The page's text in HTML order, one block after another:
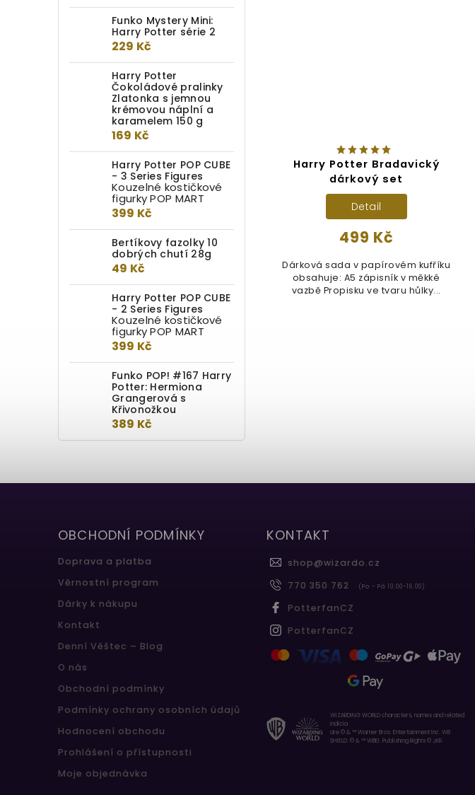
Funko Mystery Mini:
Harry Potter série 2
229 Kč
Harry Potter
Čokoládové pralinky
Zlatonka s jemnou
krémovou náplní a
karamelem 150 g
169 Kč
Harry Potter POP CUBE
- 3 Series Figures
Kouzelné kostičkové
figurky POP MART
399 Kč
Bertíkovy fazolky 10
dobrých chutí 28g
49 Kč
Harry Potter POP CUBE
- 2 Series Figures
Kouzelné kostičkové
figurky POP MART
399 Kč
Funko POP! #167 Harry
Potter: Hermiona
Grangerová s
Křivonožkou
389 Kč
Klíčenka – Mrzimorský
jezevec
299 Kč
Do kotlíku
Klíčenka v podobě jezevce –
Harry Potter Bradavický
dárkový set
499 Kč
Detail
Dárková sada v papírovém kufříku
obsahuje: A5 zápisník v měkké
vazbě Propisku ve tvaru hůlky...
OBCHODNÍ PODMÍNKY
Doprava a platba
Věrnostní program
Dárky k nákupu
Kontakt
Denní Věštec – Blog
O nás
Obchodní podmínky
Podmínky ochrany osobních údajů
Hodnocení obchodu
Prohlášení o přístupnosti
Moje objednávka
KONTAKT
shop@wizardo.cz
770 350 762
(Po - Pá 10.00-16.00)
PotterfanCZ
PotterfanCZ
WIZARDING WORLD characters, names and related
indicia
are © & ™ Warner Bros. Entertainment Inc. WB
SHIELD: © & ™ WBEI. Publishing Rights © JKR.